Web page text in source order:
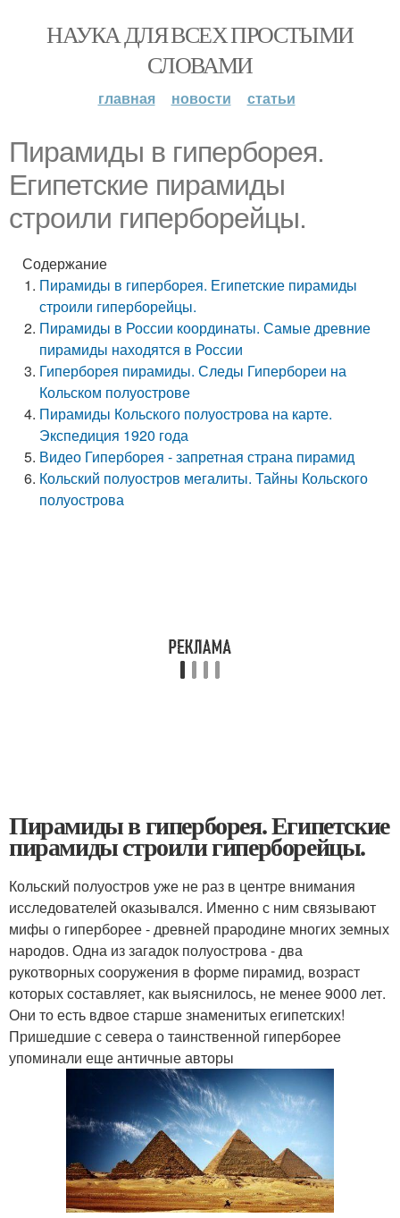
НАУКА ДЛЯ ВСЕХ ПРОСТЫМИ
СЛОВАМИ
главная новости статьи
Пирамиды в гиперборея.
Египетские пирамиды
строили гиперборейцы.
Содержание
Пирамиды в гиперборея. Египетские пирамиды
строили гиперборейцы.
Пирамиды в России координаты. Самые древние
пирамиды находятся в России
Гиперборея пирамиды. Следы Гипербореи на
Кольском полуострове
Пирамиды Кольского полуострова на карте.
Экспедиция 1920 года
Видео Гиперборея - запретная страна пирамид
Кольский полуостров мегалиты. Тайны Кольского
полуострова
Пирамиды в гиперборея. Египетские
пирамиды строили гиперборейцы.
Кольский полуостров уже не раз в центре внимания
исследователей оказывался. Именно с ним связывают
мифы о гиперборее - древней прародине многих земных
народов. Одна из загадок полуострова - два
рукотворных сооружения в форме пирамид, возраст
которых составляет, как выяснилось, не менее 9000 лет.
Они то есть вдвое старше знаменитых египетских!
Пришедшие с севера о таинственной гиперборее
упоминали еще античные авторы